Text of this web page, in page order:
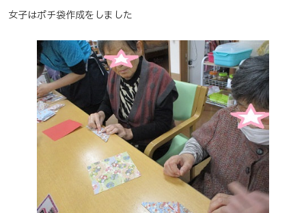
女子はポチ袋作成をしました